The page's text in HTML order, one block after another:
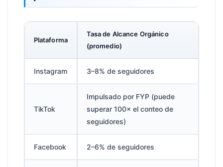
Plataforma
Tasa de Alcance Orgánico
(promedio)
Instagram 3–8% de seguidores
TikTok
Impulsado por FYP (puede
superar 100× el conteo de
seguidores)
Facebook 2–6% de seguidores